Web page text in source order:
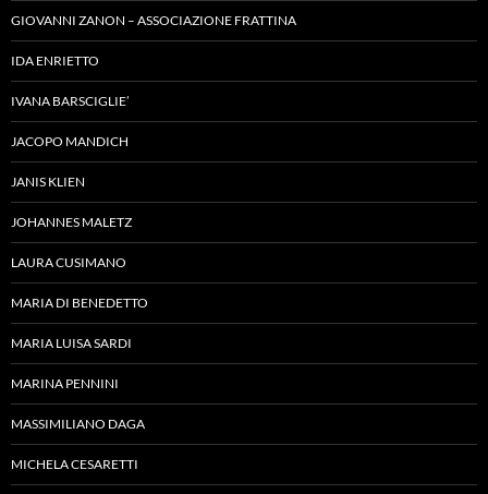
GIOVANNI ZANON – ASSOCIAZIONE FRATTINA
IDA ENRIETTO
IVANA BARSCIGLIE’
JACOPO MANDICH
JANIS KLIEN
JOHANNES MALETZ
LAURA CUSIMANO
MARIA DI BENEDETTO
MARIA LUISA SARDI
MARINA PENNINI
MASSIMILIANO DAGA
MICHELA CESARETTI